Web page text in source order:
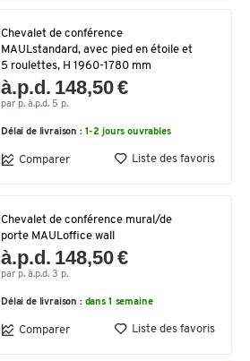
Chevalet de conférence
MAULstandard, avec pied en étoile et
5 roulettes, H 1960-1780 mm
à.p.d. 148,50 €
par p. à.p.d. 5 p.
Délai de livraison : 1-2 jours ouvrables
Comparer Liste des favoris
Chevalet de conférence mural/de
porte MAULoffice wall
à.p.d. 148,50 €
par p. à.p.d. 3 p.
Délai de livraison : dans 1 semaine
Comparer Liste des favoris